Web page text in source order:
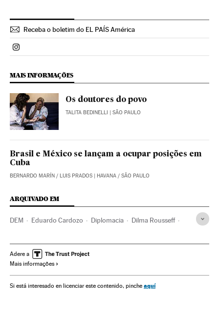
Receba o boletim do EL PAÍS América
Politica El País Brasil en Instagram
MAIS INFORMAÇÕES
Os doutores do povo
TALITA BEDINELLI | SÃO PAULO
Brasil e México se lançam a ocupar posições em
Cuba
BERNARDO MARÍN / LUIS PRADOS | HAVANA / SÃO PAULO
ARQUIVADO EM
DEM Eduardo Cardozo Diplomacia Dilma Rousseff
Pessoal sanitário Presidência Brasil
Relações internacionais
América do Sul América Latina Governo Brasil
Adere a
Mais informações
Si está interesado en licenciar este contenido, pinche aquí